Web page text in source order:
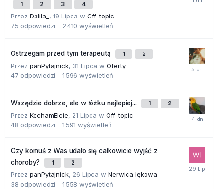
1 2 3 4
Przez Dalila_ , 19 Lipca w Off-topic
75 odpowiedzi 2 410 wyświetleń
Ostrzegam przed tym terapeutą 1 2
Przez panPytajnick, 31 Lipca w Oferty
47 odpowiedzi 1 596 wyświetleń
Wszędzie dobrze, ale w łóżku najlepiej... 1 2
Przez KochamElcie, 21 Lipca w Off-topic
48 odpowiedzi 1 591 wyświetleń
Czy komuś z Was udało się całkowicie wyjść z
choroby?
1 2
Przez panPytajnick, 26 Lipca w Nerwica lękowa
38 odpowiedzi 1 558 wyświetleń